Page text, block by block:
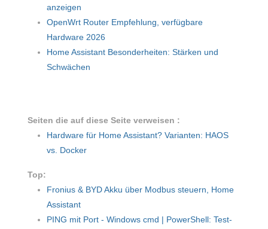
anzeigen
OpenWrt Router Empfehlung, verfügbare
Hardware 2026
Home Assistant Besonderheiten: Stärken und
Schwächen
Seiten die auf diese Seite verweisen :
Hardware für Home Assistant? Varianten: HAOS
vs. Docker
Top:
Fronius & BYD Akku über Modbus steuern, Home
Assistant
PING mit Port - Windows cmd | PowerShell: Test-